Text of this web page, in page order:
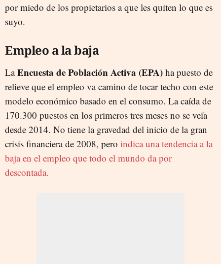
por miedo de los propietarios a que les quiten lo que es
suyo.
Empleo a la baja
LaEncuesta de Población Activa (EPA) ha puesto de
relieve que el empleo va camino de tocar techo con este
modelo económico basado en el consumo. La caída de
170.300 puestos en los primeros tres meses no se veía
desde 2014. No tiene la gravedad del inicio de la gran
crisis financiera de 2008, pero indica una tendencia a la
baja en el empleo que todo el mundo da por
descontada.